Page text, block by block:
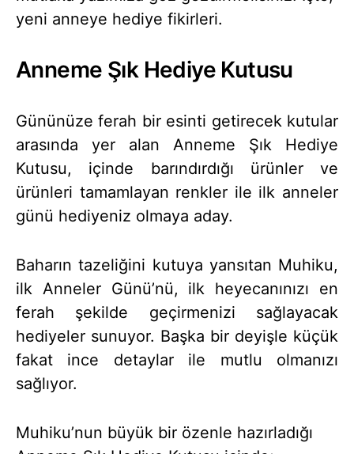
yeni anneye hediye fikirleri.
Anneme Şık Hediye Kutusu
Gününüze ferah bir esinti getirecek kutular
arasında yer alan Anneme Şık Hediye
Kutusu, içinde barındırdığı ürünler ve
ürünleri tamamlayan renkler ile ilk anneler
günü hediyeniz olmaya aday.
Baharın tazeliğini kutuya yansıtan Muhiku,
ilk Anneler Günü’nü, ilk heyecanınızı en
ferah şekilde geçirmenizi sağlayacak
hediyeler sunuyor. Başka bir deyişle küçük
fakat ince detaylar ile mutlu olmanızı
sağlıyor.
Muhiku’nun büyük bir özenle hazırladığı